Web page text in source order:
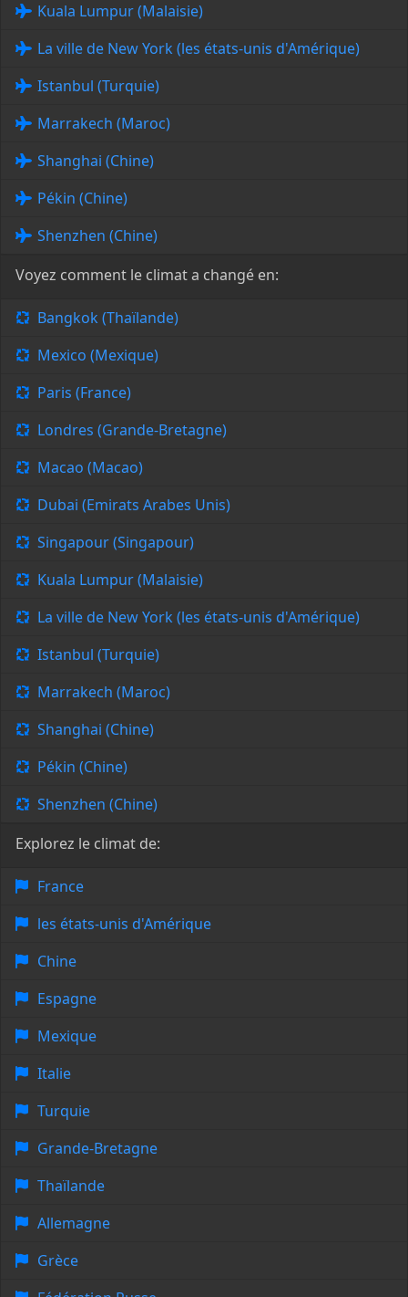
Kuala Lumpur (Malaisie)
La ville de New York (les états-unis d'Amérique)
Istanbul (Turquie)
Marrakech (Maroc)
Shanghai (Chine)
Pékin (Chine)
Shenzhen (Chine)
Voyez comment le climat a changé en:
Bangkok (Thaïlande)
Mexico (Mexique)
Paris (France)
Londres (Grande-Bretagne)
Macao (Macao)
Dubai (Emirats Arabes Unis)
Singapour (Singapour)
Kuala Lumpur (Malaisie)
La ville de New York (les états-unis d'Amérique)
Istanbul (Turquie)
Marrakech (Maroc)
Shanghai (Chine)
Pékin (Chine)
Shenzhen (Chine)
Explorez le climat de:
France
les états-unis d'Amérique
Chine
Espagne
Mexique
Italie
Turquie
Grande-Bretagne
Thaïlande
Allemagne
Grèce